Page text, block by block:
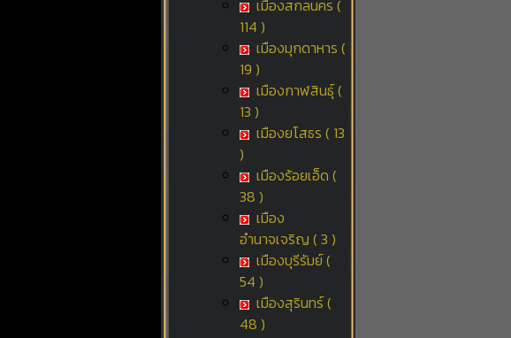
เมืองสกลนคร (
114 )
เมืองมุกดาหาร (
19 )
เมืองกาฬสินธุ์ (
13 )
เมืองยโสธร ( 13
)
เมืองร้อยเอ็ด (
38 )
เมือง
อำนาจเจริญ ( 3 )
เมืองบุรีรัมย์ (
54 )
เมืองสุรินทร์ (
48 )